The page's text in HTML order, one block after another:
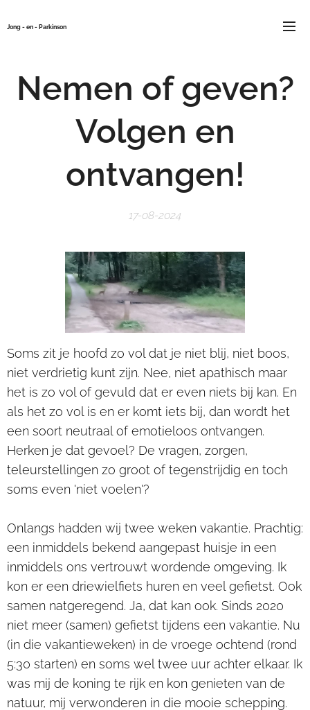
Jong - en - Parkinson
Nemen of geven?
Volgen en
ontvangen!
17-08-2024
Soms zit je hoofd zo vol dat je niet blij, niet boos,
niet verdrietig kunt zijn. Nee, niet apathisch maar
het is zo vol of gevuld dat er even niets bij kan. En
als het zo vol is en er komt iets bij, dan wordt het
een soort neutraal of emotieloos ontvangen.
Herken je dat gevoel? De vragen, zorgen,
teleurstellingen zo groot of tegenstrijdig en toch
soms even 'niet voelen'?
Onlangs hadden wij twee weken vakantie. Prachtig:
een inmiddels bekend aangepast huisje in een
inmiddels ons vertrouwt wordende omgeving. Ik
kon er een driewielfiets huren en veel gefietst. Ook
samen natgeregend. Ja, dat kan ook. Sinds 2020
niet meer (samen) gefietst tijdens een vakantie. Nu
(in die vakantieweken) in de vroege ochtend (rond
5:30 starten) en soms wel twee uur achter elkaar. Ik
was mij de koning te rijk en kon genieten van de
natuur, mij verwonderen in die mooie schepping.